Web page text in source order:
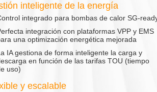
inteligente de la energía
integrado para bombas de calor SG-
integración con plataformas VPP y EMS
una optimización energética mejorada
IA gestiona de forma inteligente la carga y
en función de las tarifas TOU (tiempo
uso)
y escalable